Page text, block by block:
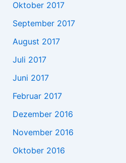
Oktober 2017
September 2017
August 2017
Juli 2017
Juni 2017
Februar 2017
Dezember 2016
November 2016
Oktober 2016